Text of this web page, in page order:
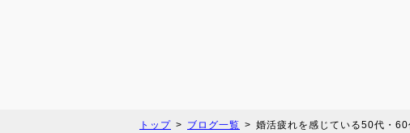
トップ ブログ一覧 婚活疲れを感じている50代・60